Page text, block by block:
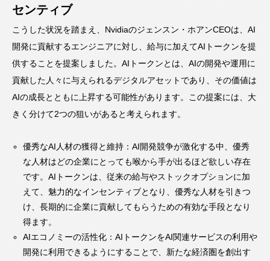
センティブ
こうした状況を踏まえ、Nvidiaのジェンスン・ホアンCEOは、AI
開発に貢献するエンジニアに対し、給与に加えてAIトークンを提
供することを提案しました。AIトークンとは、AIの開発や運用に
貢献した人々に与えられるデジタルアセットであり、その価値は
AIの成長とともに上昇する可能性があります。この提案には、大
きく分けて2つの狙いがあると考えられます。
優秀なAI人材の獲得と維持：AI開発競争が激化する中、優秀
な人材はどの企業にとっても喉から手が出るほど欲しい存在
です。AIトークンは、従来の給与やストックオプションに加
えて、魅力的なインセンティブとなり、優秀な人材を引きつ
け、長期的に企業に貢献してもらうための有効な手段となり
得ます。
AIエコノミーの活性化：AIトークンをAI関連サービスの利用や
開発に利用できるようにすることで、新たな経済圏を創出す